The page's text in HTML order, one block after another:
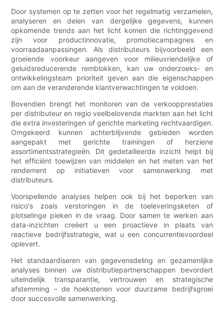
Door systemen op te zetten voor het regelmatig verzamelen,
analyseren en delen van dergelijke gegevens, kunnen
opkomende trends aan het licht komen die richtinggevend
zijn voor productinnovatie, promotiecampagnes en
voorraadaanpassingen. Als distributeurs bijvoorbeeld een
groeiende voorkeur aangeven voor milieuvriendelijke of
geluidsreducerende remblokken, kan uw onderzoeks- en
ontwikkelingsteam prioriteit geven aan die eigenschappen
om aan de veranderende klantverwachtingen te voldoen.
Bovendien brengt het monitoren van de verkoopprestaties
per distributeur en regio veelbelovende markten aan het licht
die extra investeringen of gerichte marketing rechtvaardigen.
Omgekeerd kunnen achterblijvende gebieden worden
aangepakt met gerichte trainingen of herziene
assortimentsstrategieën. Dit gedetailleerde inzicht helpt bij
het efficiënt toewijzen van middelen en het meten van het
rendement op initiatieven voor samenwerking met
distributeurs.
Voorspellende analyses helpen ook bij het beperken van
risico's zoals verstoringen in de toeleveringsketen of
plotselinge pieken in de vraag. Door samen te werken aan
data-inzichten creëert u een proactieve in plaats van
reactieve bedrijfsstrategie, wat u een concurrentievoordeel
oplevert.
Het standaardiseren van gegevensdeling en gezamenlijke
analyses binnen uw distributiepartnerschappen bevordert
uiteindelijk transparantie, vertrouwen en strategische
afstemming – de hoekstenen voor duurzame bedrijfsgroei
door succesvolle samenwerking.